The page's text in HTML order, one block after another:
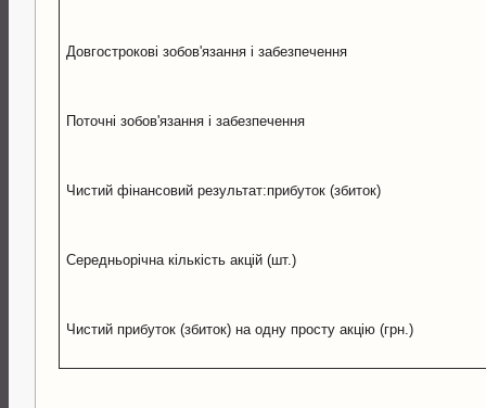
Довгострокові зобов'язання і забезпечення
Поточні зобов'язання і забезпечення
Чистий фінансовий результат:прибуток (збиток)
Середньорічна кількість акцій (шт.)
Чистий прибуток (збиток) на одну просту акцію (грн.)